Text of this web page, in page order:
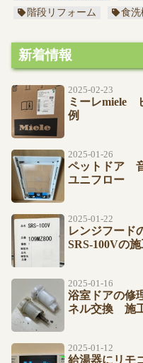
階段リフォーム
食洗
新着情報
2025-02-23
ミーレmiele
例
2025-01-26
ペットドア
ユニフロー
2025-01-22
レンジフード
SRS-100Vの施
2025-01-16
浴室ドアの修
ネル交換 施
2025-01-12
給湯器にリモ